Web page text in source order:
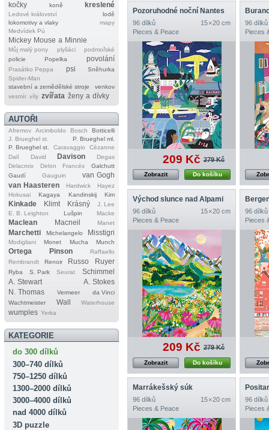
kočky
koně kreslené
Ledové království
lodě
lokomotivy a vlaky
mapy
Medvídek Pú
Mickey Mouse a Minnie
Můj malý pony plyšáci
podmořské
policie
Popelka povolání
Prasátko Peppa psi
Sněhurka
Spider‐Man
stavební a zemědělské stroje
venkov
vesmír víly zvířata ženy a dívky
AUTOŘI
Afremov Arcimboldo Bosch
Botticelli
J. Brueghel st.
P. Brueghel ml.
P. Brueghel st.
Caravaggio
Cézanne
Dalí
David Davison
Degas
Delacroix
Delon Francés
Galchutt
Gaudí
Gauguin
van Gogh
van Haasteren
Hardwick
Hayez
Hokusai
Kagaya Kandinskij Kim
Kinkade Klimt Krásný
J. Lee
E. B. Leighton
Lušpin Macke
Maclean Macneil Manet
Marchetti Michelangelo Misstigri
Modigliani Monet Mucha Munch
Ortega Pinson
Raffaello
Rembrandt
Renoir Russo Ruyer
Ryba S. Park Seurat
Schimmel
A. Stewart
A. Stokes
N. Thomas
Vermeer
da Vinci
Wachtmeister
Wall Waterhouse
wumples Yerka
KATEGORIE
do 300 dílků
300–740 dílků
750–1250 dílků
1300–2000 dílků
3000–4000 dílků
nad 4000 dílků
3D puzzle
Pozoruhodné noční Nantes
96 dílků
15 × 20 cm
Pieces & Peace
209 Kč 279 Kč
Do košíku
Zobrazit
96 dílků
Pieces
Východ slunce nad Alpami
96 dílků
15 × 20 cm
Pieces & Peace
209 Kč 279 Kč
Do košíku
Zobrazit
96 dílků
Pieces
Marrákešský súk
96 dílků
15 × 20 cm
Pieces & Peace
96 dílků
Pieces